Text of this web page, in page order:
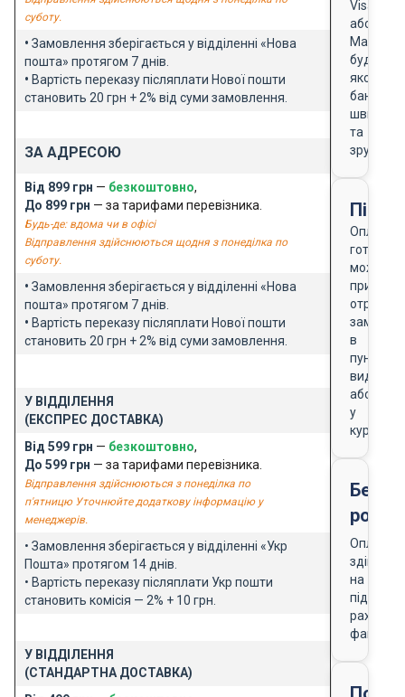
суботу.
• Замовлення зберігається у відділенні «Нова
пошта» протягом 7 днів.
• Вартість переказу післяплати Нової пошти
становить 20 грн + 2% від суми замовлення.
ЗА АДРЕСОЮ
Від 899 грн — безкоштовно,
До 899 грн — за тарифами перевізника.
Будь-де: вдома чи в офісі
Відправлення здійснюються щодня з понеділка по
суботу.
• Замовлення зберігається у відділенні «Нова
пошта» протягом 7 днів.
• Вартість переказу післяплати Нової пошти
становить 20 грн + 2% від суми замовлення.
У ВІДДІЛЕННЯ
(ЕКСПРЕС ДОСТАВКА)
Від 599 грн — безкоштовно,
До 599 грн — за тарифами перевізника.
Відправлення здійснюються з понеділка по
п'ятницю Уточнюйте додаткову інформацію у
менеджерів.
• Замовлення зберігається у відділенні «Укр
Пошта» протягом 14 днів.
• Вартість переказу післяплати Укр пошти
становить комісія — 2% + 10 грн.
У ВІДДІЛЕННЯ
(СТАНДАРТНА ДОСТАВКА)
Visa
або
будь-
якого
банку
швидко
та
зручно
Оплата
готівкою
можлива
при
в
пункті
видачі
або
у
кур'єра
Оплата
на
підставі
рахунку-
фактури